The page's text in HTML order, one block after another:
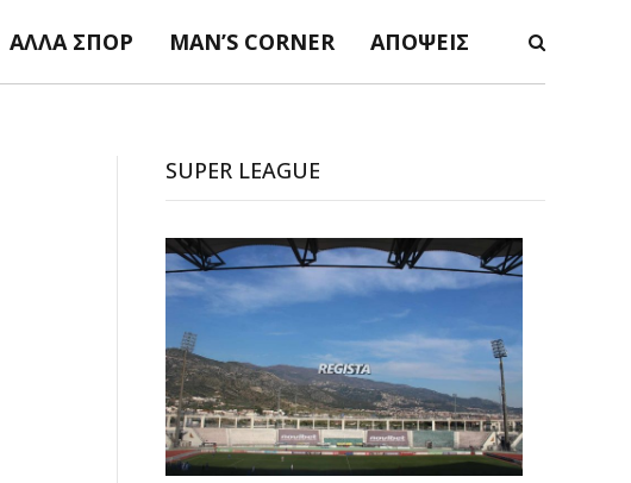
ΆΛΛΑ ΣΠΟΡ MAN’S CORNER ΑΠΌΨΕΙΣ
SUPER LEAGUE